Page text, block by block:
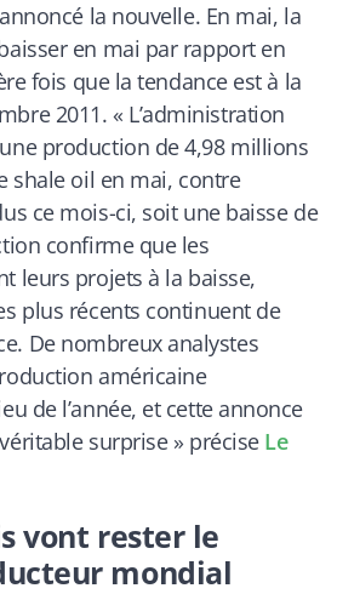
annoncé la nouvelle. En mai, la
en mai par rapport en
fois que la tendance est à la
2011. « L’administration
production de 4,98 millions
shale oil en mai, contre
ce mois-ci, soit une baisse de
confirme que les
leurs projets à la baisse,
plus récents continuent de
De nombreux analystes
américaine
de l’année, et cette annonce
surprise» précise Le
vont rester le
mondial